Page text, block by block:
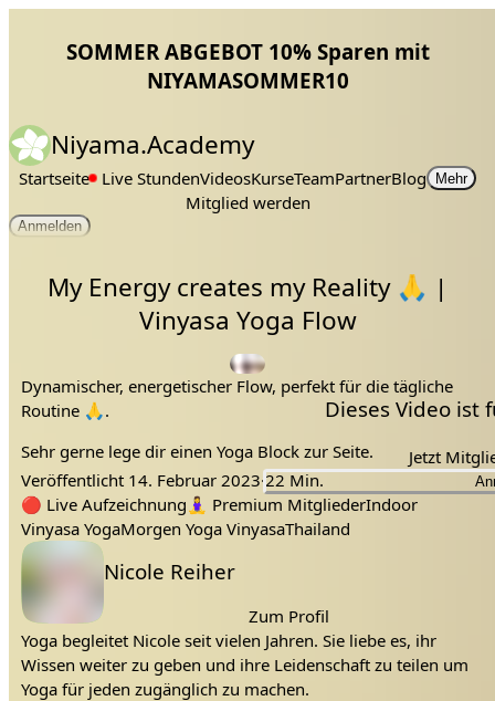
SOMMER ABGEBOT 10% Sparen mit
NIYAMASOMMER10
Niyama.Academy
Startseite Live StundenVideosKurseTeamPartnerBlog Mehr
Mitglied werden
Anmelden
My Energy creates my Reality 🙏 |
Vinyasa Yoga Flow
Dieses Video ist
Jetzt
Dynamischer, energetischer Flow, perfekt für die tägliche
Routine 🙏.
Sehr gerne lege dir einen Yoga Block zur Seite.
Veröffentlicht 14. Februar 2023·22 Min.
Tags:
🔴 Live Aufzeichnung 🧘‍♀️ Premium MitgliederIndoor
Vinyasa YogaMorgen Yoga VinyasaThailand
Chiang Mai
Energy
Flow
IndoorMorgen Yoga
Vinyasa
aktiv
energetisierendmorgen
Lehrer:
Nicole Reiher
Zum Profil
Yoga begleitet Nicole seit vielen Jahren. Sie liebe es, ihr
Wissen weiter zu geben und ihre Leidenschaft zu teilen um
Yoga für jeden zugänglich zu machen.